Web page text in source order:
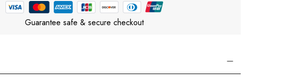
Guarantee safe & secure checkout